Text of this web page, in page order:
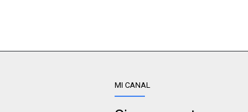
MI CANAL